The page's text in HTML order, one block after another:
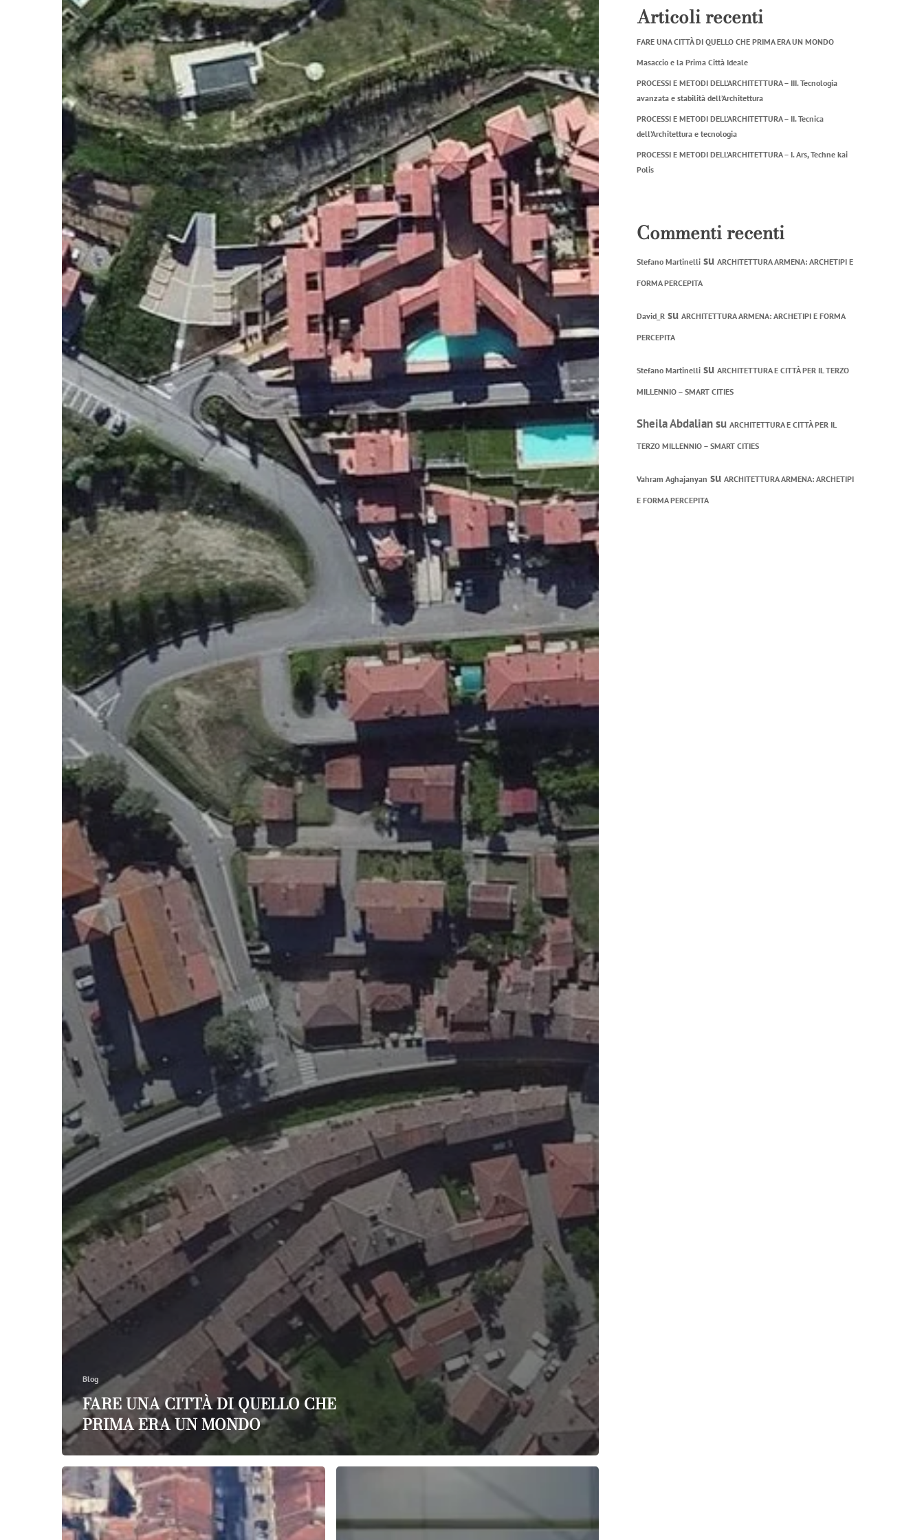
QUELLO
CHE
PRIMA
ERA
UN
MONDO
Blog
FARE UNA CITTÀ DI QUELLO CHE
PRIMA ERA UN MONDO
Masaccio
e
la
METODI
Articoli recenti
FARE UNA CITTÀ DI QUELLO CHE PRIMA ERA UN MONDO
Masaccio e la Prima Città Ideale
PROCESSI E METODI DELL’ARCHITETTURA – III. Tecnologia
avanzata e stabilità dell’Architettura
PROCESSI E METODI DELL’ARCHITETTURA – II. Tecnica
dell’Architettura e tecnologia
PROCESSI E METODI DELL’ARCHITETTURA – I. Ars, Techne kai
Polis
Commenti recenti
Stefano Martinellisu ARCHITETTURA ARMENA: ARCHETIPI E
FORMA PERCEPITA
David_Rsu ARCHITETTURA ARMENA: ARCHETIPI E FORMA
PERCEPITA
Stefano Martinellisu ARCHITETTURA E CITTÀ PER IL TERZO
MILLENNIO – SMART CITIES
Sheila Abdaliansu ARCHITETTURA E CITTÀ PER IL
TERZO MILLENNIO – SMART CITIES
Vahram Aghajanyan su ARCHITETTURA ARMENA: ARCHETIPI
E FORMA PERCEPITA